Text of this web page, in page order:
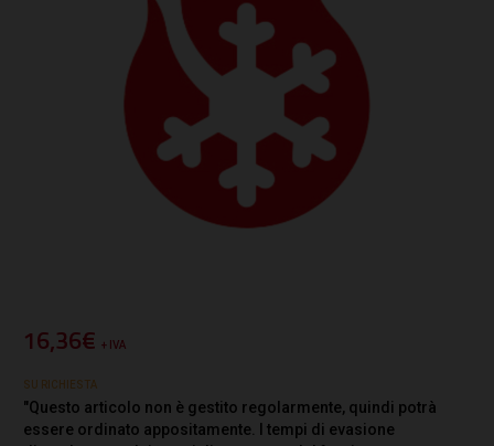
16,36€ + IVA
SU RICHIESTA
"Questo articolo non è gestito regolarmente, quindi potrà
essere ordinato appositamente. I tempi di evasione